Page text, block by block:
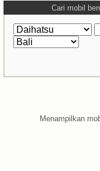
Cari mobil
Menampilkan